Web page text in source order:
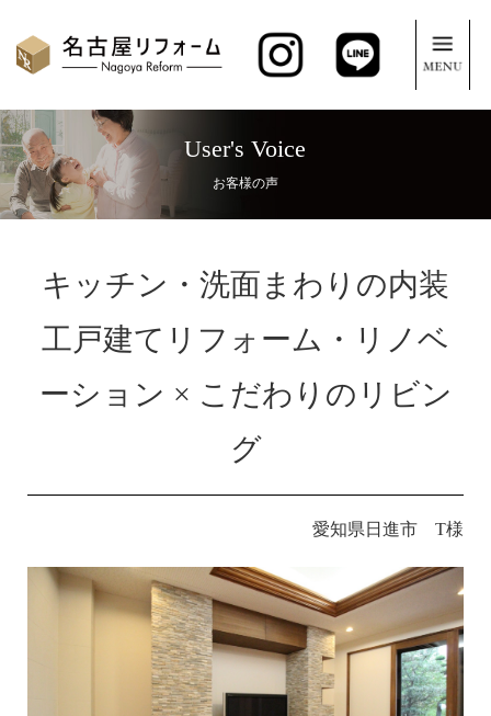
User's Voice
お客様の声
キッチン・洗面まわりの内装
工戸建てリフォーム・リノベ
ーション × こだわりのリビン
グ
愛知県日進市 T様